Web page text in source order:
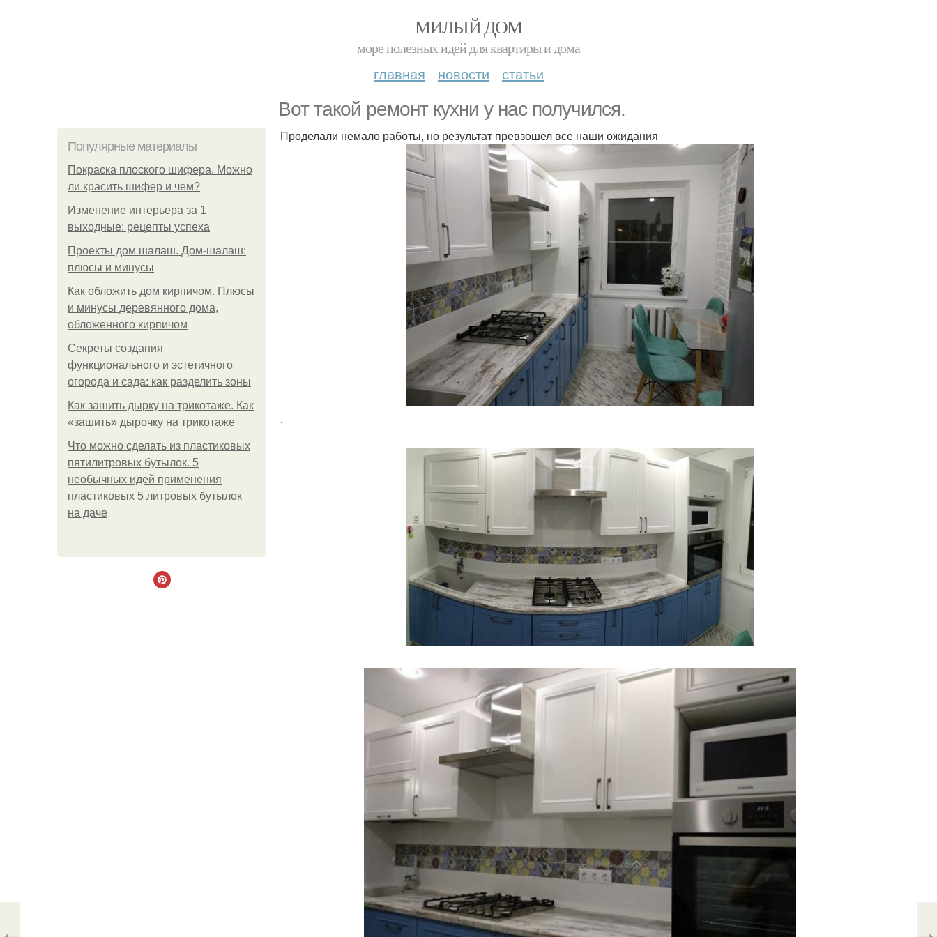
МИЛЫЙ ДОМ
море полезных идей для квартиры и дома
главная новости статьи
Вот такой ремонт кухни у нас получился.
Популярные материалы
Покраска плоского шифера. Можно
ли красить шифер и чем?
Изменение интерьера за 1
выходные: рецепты успеха
Проекты дом шалаш. Дом-шалаш:
плюсы и минусы
Как обложить дом кирпичом. Плюсы
и минусы деревянного дома,
обложенного кирпичом
Секреты создания
функционального и эстетичного
огорода и сада: как разделить зоны
Как зашить дырку на трикотаже. Как
«зашить» дырочку на трикотаже
Что можно сделать из пластиковых
пятилитровых бутылок. 5
необычных идей применения
пластиковых 5 литровых бутылок
на даче
Проделали немало работы, но результат превзошел все наши ожидания
.